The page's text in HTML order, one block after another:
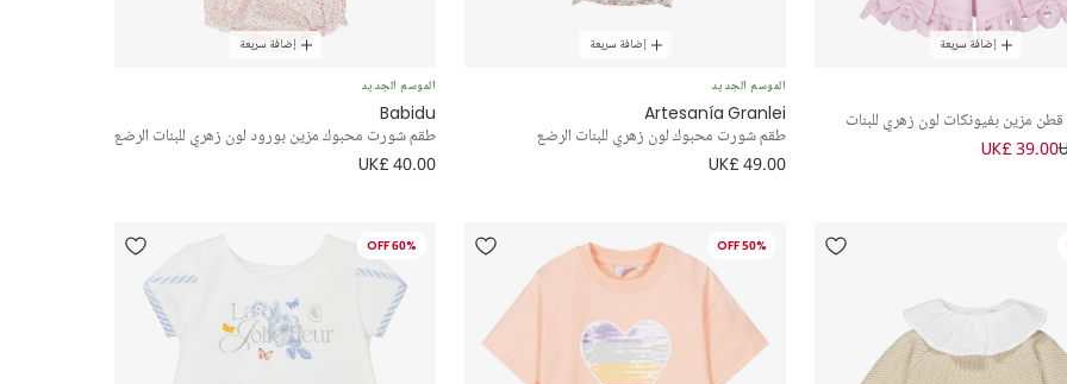
إضافة سريعة
مزين بفيونكات لون زهري للبنات
UK£ 39.00
إضافة سريعة
الموسم الجديد
Artesanía Granlei
طقم شورت محبوك لون زهري للبنات الرضع
UK£ 49.00
إضافة سريعة
الموسم الجديد
Babidu
طقم شورت محبوك مزين بورود لون زهري للبنات الرضع
UK£ 40.00
50% OFF
60% OFF